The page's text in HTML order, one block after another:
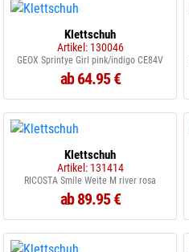
Klettschuh
Artikel: 130046
GEOX Sprintye Girl pink/indigo CE84V
ab 64.95 €
Klettschuh
Artikel: 131414
RICOSTA Smile Weite M river rosa
ab 89.95 €